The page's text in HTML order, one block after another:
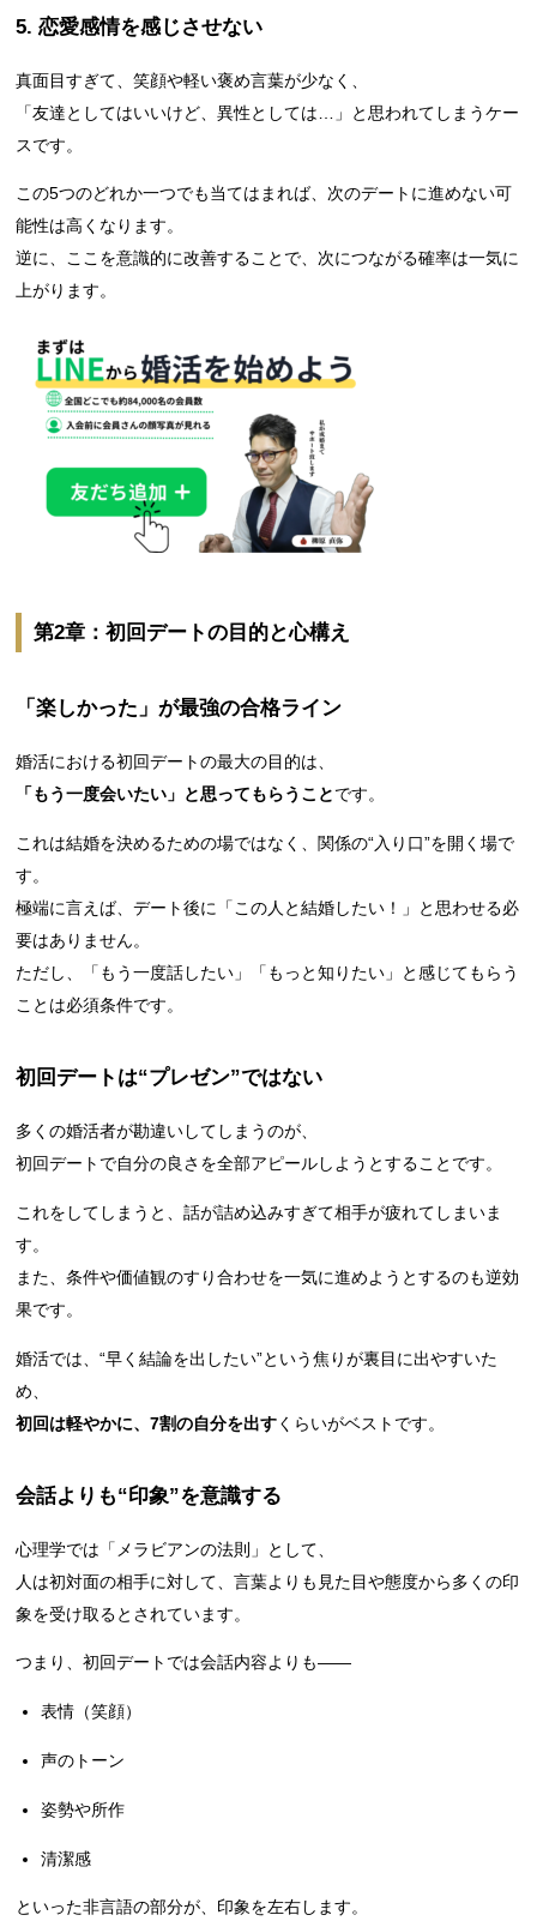
5. 恋愛感情を感じさせない
真面目すぎて、笑顔や軽い褒め言葉が少なく、
「友達としてはいいけど、異性としては…」と思われてしまうケー
スです。
この5つのどれか一つでも当てはまれば、次のデートに進めない可
能性は高くなります。
逆に、ここを意識的に改善することで、次につながる確率は一気に
上がります。
第2章：初回デートの目的と心構え
「楽しかった」が最強の合格ライン
婚活における初回デートの最大の目的は、
「もう一度会いたい」と思ってもらうこと です。
これは結婚を決めるための場ではなく、関係の“入り口”を開く場で
す。
極端に言えば、デート後に「この人と結婚したい！」と思わせる必
要はありません。
ただし、「もう一度話したい」「もっと知りたい」と感じてもらう
ことは必須条件です。
初回デートは“プレゼン”ではない
多くの婚活者が勘違いしてしまうのが、
初回デートで自分の良さを全部アピールしようとすることです。
これをしてしまうと、話が詰め込みすぎて相手が疲れてしまいま
す。
また、条件や価値観のすり合わせを一気に進めようとするのも逆効
果です。
婚活では、“早く結論を出したい”という焦りが裏目に出やすいた
め、
初回は軽やかに、7割の自分を出す くらいがベストです。
会話よりも“印象”を意識する
心理学では「メラビアンの法則」として、
人は初対面の相手に対して、言葉よりも見た目や態度から多くの印
象を受け取るとされています。
つまり、初回デートでは会話内容よりも――
表情（笑顔）
声のトーン
姿勢や所作
清潔感
といった非言語の部分が、印象を左右します。